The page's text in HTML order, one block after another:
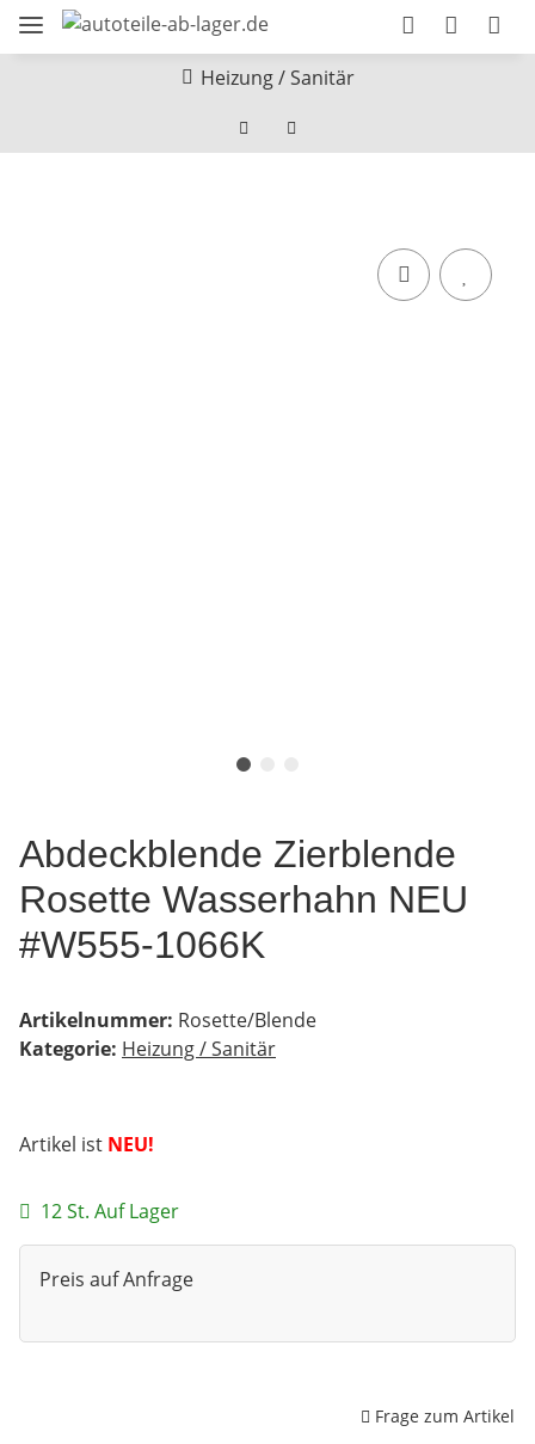
Heizung / Sanitär
Abdeckblende Zierblende
Rosette Wasserhahn NEU
#W555-1066K
Artikelnummer: Rosette/Blende
Kategorie: Heizung / Sanitär
Artikel ist NEU!
12 St. Auf Lager
Preis auf Anfrage
Frage zum Artikel